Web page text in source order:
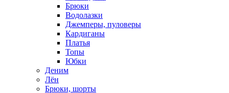
Брюки
Водолазки
Джемперы, пуловеры
Кардиганы
Платья
Топы
Юбки
Деним
Лён
Брюки, шорты